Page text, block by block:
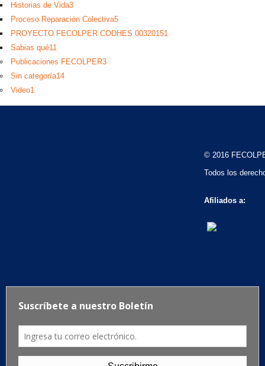
Historias de Vida3
Proceso Reparación Colectiva5
PROYECTO FECOLPER CODHES 00320151
Sabias qué11
Publicaciones FECOLPER3
Sin categoría14
Video1
© 2016
Todos los
Afiliados a: